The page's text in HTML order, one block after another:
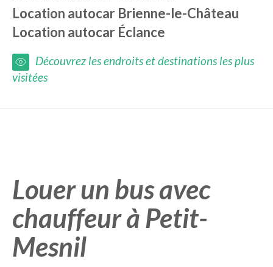
Location autocar Brienne-le-Château
Location autocar Éclance
Découvrez les endroits et destinations les plus
visitées
Louer un bus avec
chauffeur à Petit-
Mesnil